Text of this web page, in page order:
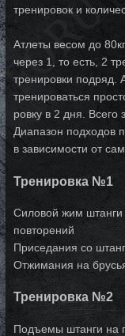
тре­ни­ро­вок и
Атлеты весом до
че­рез 1, то есть, 2
тренировки под­ряд.
тренироваться
ров­­ку в 2 дня. Всего
Диапазон под­хо­дов
в зависимости от
Тренировка №1
Силовой жим штанги
повторений
Приседания со
Отжимания на
Тренировка №2
Подъемы штанги на